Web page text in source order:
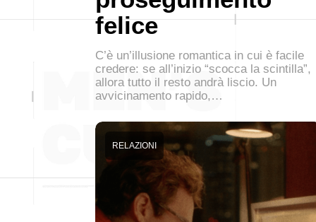
felice
C’è un’illusione romantica in cui è facile
credere: se all’inizio “scocca la scintilla”,
allora tutto il resto andrà liscio. Un
avvicinamento rapido,…
RELAZIONI